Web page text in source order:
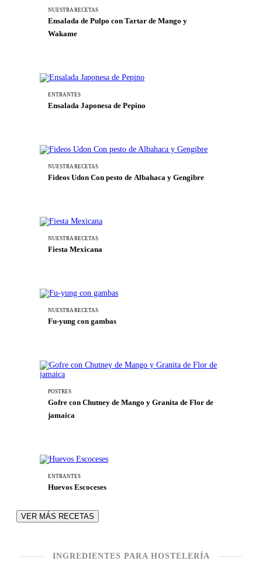
NUESTRA RECETAS
Ensalada de Pulpo con Tartar de Mango y
Wakame
ENTRANTES
Ensalada Japonesa de Pepino
NUESTRA RECETAS
Fideos Udon Con pesto de Albahaca y Gengibre
NUESTRA RECETAS
Fiesta Mexicana
NUESTRA RECETAS
Fu-yung con gambas
POSTRES
Gofre con Chutney de Mango y Granita de Flor de
jamaica
ENTRANTES
Huevos Escoceses
VER MÁS RECETAS
INGREDIENTES PARA HOSTELERÍA